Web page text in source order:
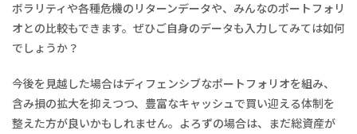
ボラリティや各種危機のリターンデータや、みんなのポートフォリ
オとの比較もできます。ぜひご自身のデータも入力してみては如何
でしょうか？
今後を見越した場合はディフェンシブなポートフォリオを組み、
含み損の拡大を抑えつつ、豊富なキャッシュで買い迎える体制を
整えた方が良いかもしれません。よろずの場合は、まだ総資産が